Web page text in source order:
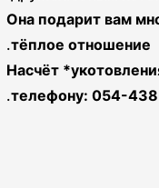
Она подарит вам
тёплое отношение
.
Насчёт
телефону: 054-
.